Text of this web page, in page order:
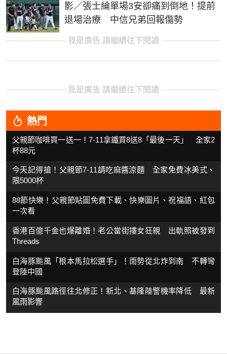
影／張士綸單場3安卻痛到倒地！提前
退場治療 中信兄弟回報傷勢
我是廣告 請繼續往下閱讀
我是廣告 請繼續往下閱讀
熱門
父親節咖啡買一送一！7-11拿鐵買8送8「最後一天」 全家2
杯88元
今天記得搶！父親節7-11請吃麻醬涼麵 全家免費冰美式、
限5000杯
88節快樂！父親節貼圖免費下載、快樂圖片、祝福語、紅包
一次看
香港百億千金也爆離婚！老公當街摟女狂親 出軌照被發到
Threads
白海豚颱風「根本馬拉松選手」！雨勢從北炸到南 不轉彎
登陸中國
白海豚颱風路徑往北修正！新北、基隆陸警機率降低 最新
風雨影響